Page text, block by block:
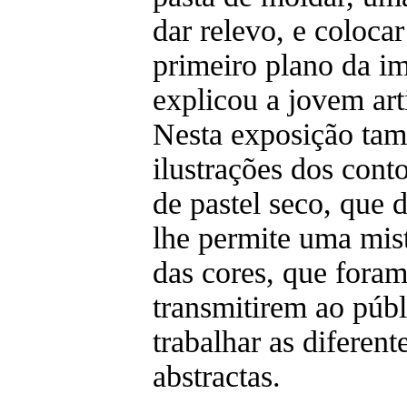
dar relevo, e
primeiro plano da
explicou a jovem
Nesta exposição
ilustrações dos
de pastel seco, que
lhe permite uma
das cores, que
transmitirem ao
trabalhar as
abstractas.